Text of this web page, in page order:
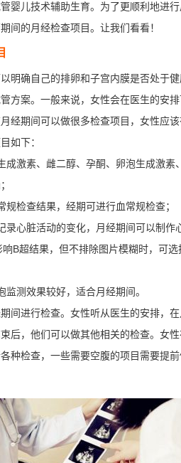
婴儿技术辅助生育。为了更顺利地进
间的月经检查项目。让我们看看！
明确自己的排卵和子宫内膜是否处于
方案。一般来说，女性会在医生的安
经期间可以做很多检查项目，女性应
如下：
成激素、雌二醇、孕酮、卵泡生成激素
检查结果，经期可进行血常规检查；
录心脏活动的变化，月经期间可以制作
B超结果，但不排除图片模糊时，可
测效果较好，适合月经期间。
间进行检查。女性听从医生的安排，
后，他们可以做其他相关的检查。女
种检查，一些需要空腹的项目需要提